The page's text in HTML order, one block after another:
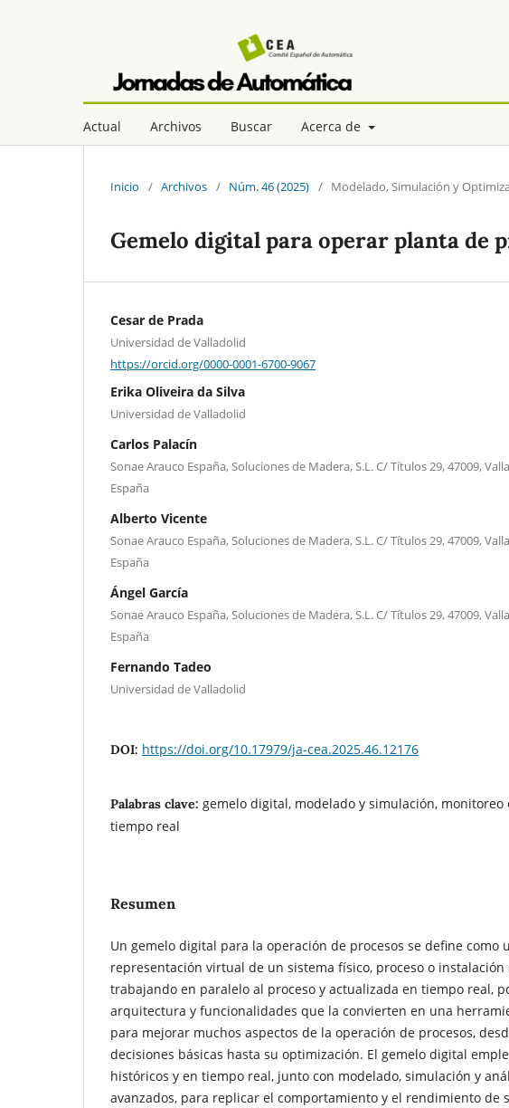
Actual Archivos Buscar Acerca de
Inicio / Archivos / Núm. 46 (2025) / Modelado, Simulación y
Gemelo digital para operar planta de
Cesar de Prada
Universidad de Valladolid
https://orcid.org/0000-0001-6700-9067
Erika Oliveira da Silva
Universidad de Valladolid
Carlos Palacín
Sonae Arauco España, Soluciones de Madera, S.L. C/ Títulos 29, 47009,
España
Alberto Vicente
Sonae Arauco España, Soluciones de Madera, S.L. C/ Títulos 29, 47009,
España
Ángel García
Sonae Arauco España, Soluciones de Madera, S.L. C/ Títulos 29, 47009,
España
Fernando Tadeo
Universidad de Valladolid
DOI: https://doi.org/10.17979/ja-cea.2025.46.12176
Palabras clave: gemelo digital, modelado y simulación, monitoreo
tiempo real
Resumen
Un gemelo digital para la operación de procesos se define como
representación virtual de un sistema físico, proceso o instalación
trabajando en paralelo al proceso y actualizada en tiempo real,
arquitectura y funcionalidades que la convierten en una
para mejorar muchos aspectos de la operación de procesos,
decisiones básicas hasta su optimización. El gemelo digital
históricos y en tiempo real, junto con modelado, simulación y
avanzados, para replicar el comportamiento y el rendimiento de